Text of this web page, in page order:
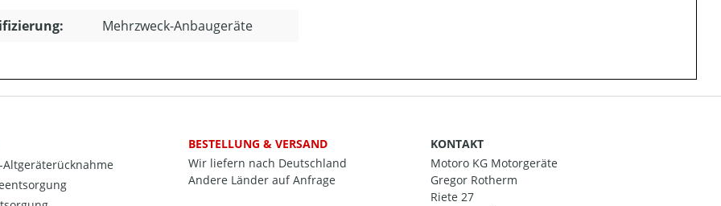
Mehrzweck-Anbaugeräte
Altgeräterücknahme
BESTELLUNG & VERSAND
Wir liefern nach Deutschland
Andere Länder auf Anfrage
KONTAKT
Motoro KG Motorgeräte
Gregor Rotherm
Riete 27